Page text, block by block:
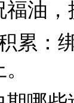
福油
累：